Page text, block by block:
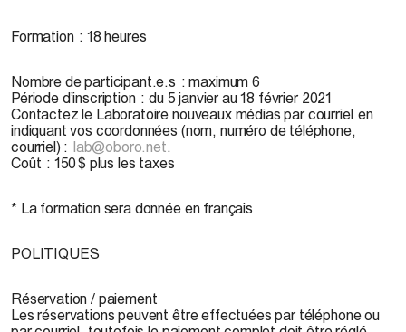
Formation : 18 heures
Nombre de participant.e.s : maximum 6
Période d’inscription : du 5 janvier au 18 février 2021
Contactez le Laboratoire nouveaux médias par courriel en
indiquant vos coordonnées (nom, numéro de téléphone,
courriel) : lab@oboro.net.
Coût : 150 $ plus les taxes
* La formation sera donnée en français
POLITIQUES
Réservation / paiement
Les réservations peuvent être effectuées par téléphone ou